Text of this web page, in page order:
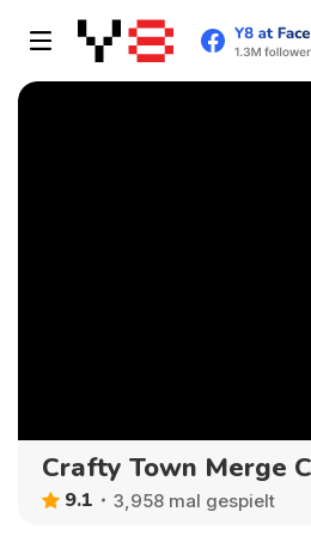
Crafty Town Merge
9.1 3,958 mal gespielt